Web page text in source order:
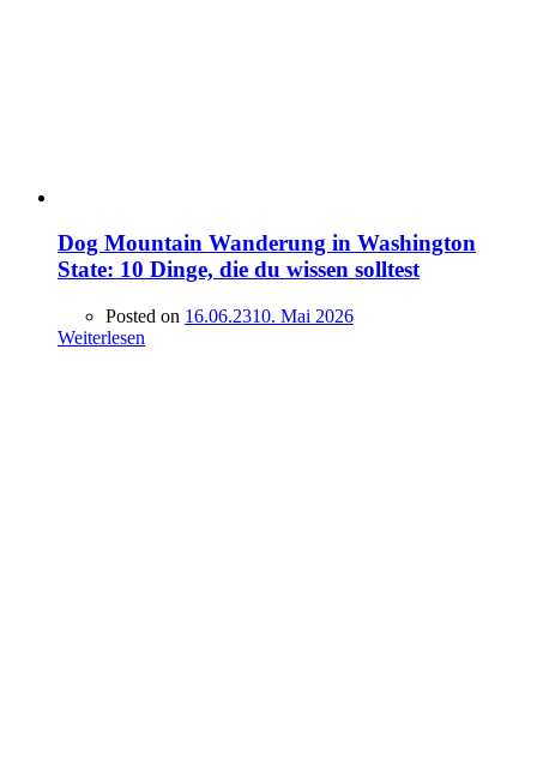
Dog Mountain Wanderung in Washington
State: 10 Dinge, die du wissen solltest
Posted on 16.06.2310. Mai 2026
Weiterlesen